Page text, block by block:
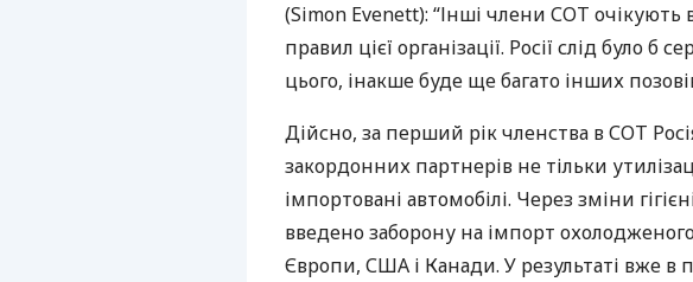
(Simon Evenett): “Інші члени СОТ очікують
правил цієї організації. Росії слід було б
цього, інакше буде ще багато інших
Дійсно, за перший рік членства вСОТ
закордонних партнерів не тільки
імпортовані автомобілі. Через зміни
введено заборону на імпорт
Європи, США і Канади. У результаті вже в